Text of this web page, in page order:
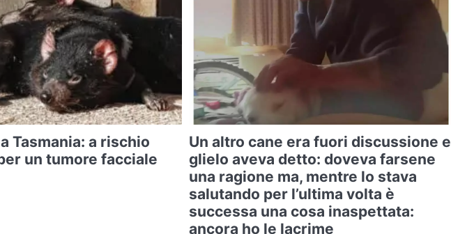
Tasmania: a rischio
un tumore facciale
Un altro cane era fuori discussione e
glielo aveva detto: doveva farsene
una ragione ma, mentre lo stava
salutando per l’ultima volta è
successa una cosa inaspettata:
ancora ho le lacrime